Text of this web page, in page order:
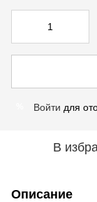
Войти для
В
Описание